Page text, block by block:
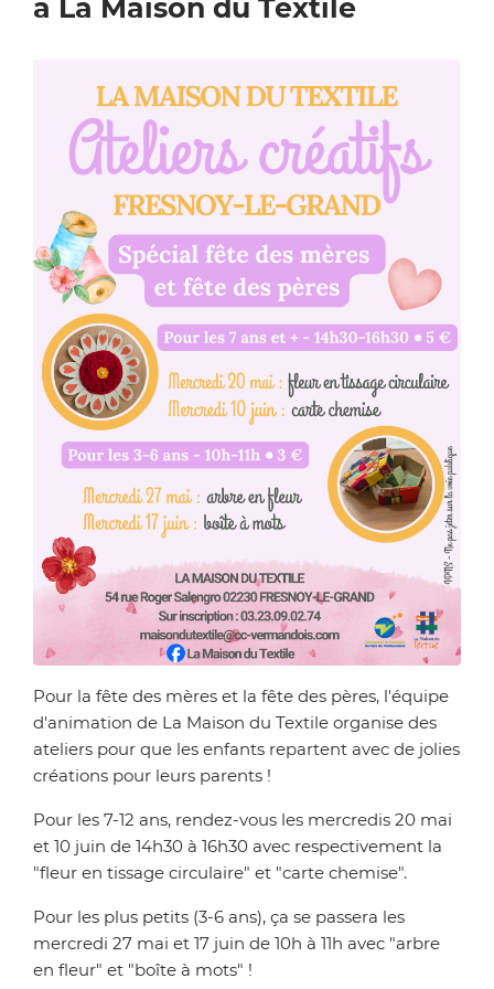
à La Maison du Textile
Pour la fête des mères et la fête des pères, l'équipe
d'animation de La Maison du Textile organise des
ateliers pour que les enfants repartent avec de jolies
créations pour leurs parents !
Pour les 7-12 ans, rendez-vous les mercredis 20 mai
et 10 juin de 14h30 à 16h30 avec respectivement la
"fleur en tissage circulaire" et "carte chemise".
Pour les plus petits (3-6 ans), ça se passera les
mercredi 27 mai et 17 juin de 10h à 11h avec "arbre
en fleur" et "boîte à mots" !